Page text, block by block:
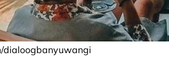
dialoogbanyuwangi